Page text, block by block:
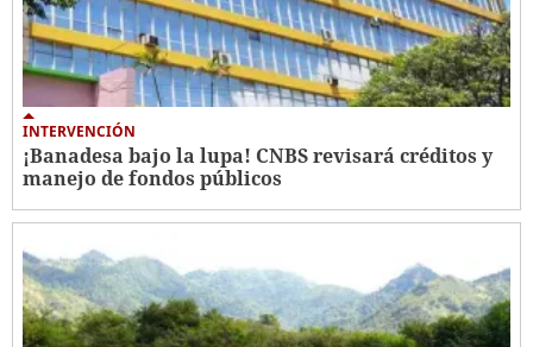
INTERVENCIÓN
¡Banadesa bajo la lupa! CNBS revisará créditos y
manejo de fondos públicos